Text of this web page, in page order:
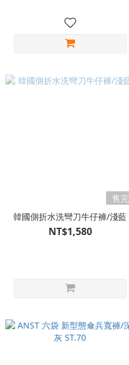
售完
韓國側折水洗彎刀牛仔褲/淺藍
NT$1,580